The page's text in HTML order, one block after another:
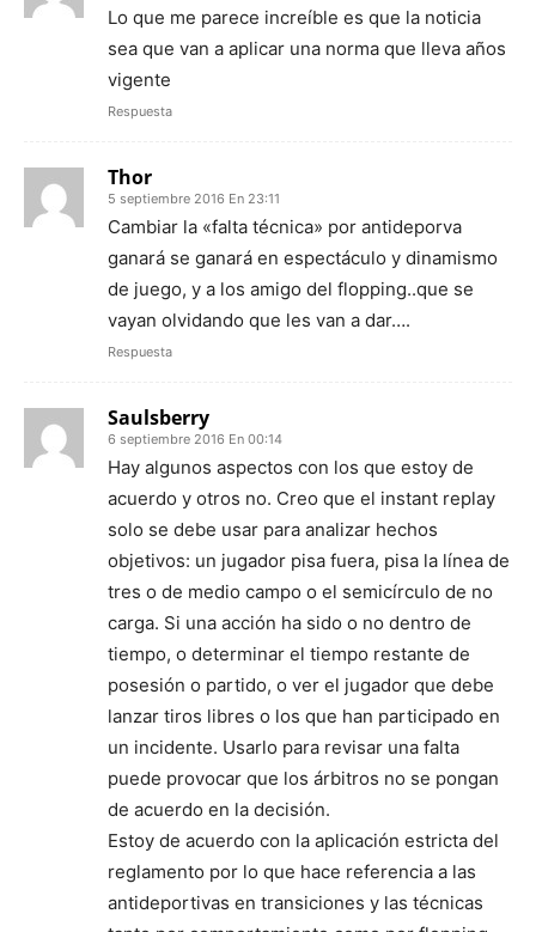
Lo que me parece increíble es que la noticia
sea que van a aplicar una norma que lleva años
vigente
Respuesta
Thor
5 septiembre 2016 En 23:11
Cambiar la «falta técnica» por antideporva
ganará se ganará en espectáculo y dinamismo
de juego, y a los amigo del flopping..que se
vayan olvidando que les van a dar….
Respuesta
Saulsberry
6 septiembre 2016 En 00:14
Hay algunos aspectos con los que estoy de
acuerdo y otros no. Creo que el instant replay
solo se debe usar para analizar hechos
objetivos: un jugador pisa fuera, pisa la línea de
tres o de medio campo o el semicírculo de no
carga. Si una acción ha sido o no dentro de
tiempo, o determinar el tiempo restante de
posesión o partido, o ver el jugador que debe
lanzar tiros libres o los que han participado en
un incidente. Usarlo para revisar una falta
puede provocar que los árbitros no se pongan
de acuerdo en la decisión.
Estoy de acuerdo con la aplicación estricta del
reglamento por lo que hace referencia a las
antideportivas en transiciones y las técnicas